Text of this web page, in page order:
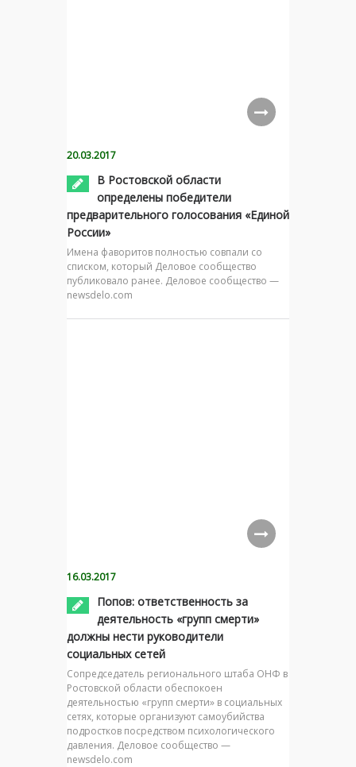
20.03.2017
В Ростовской области
определены победители
предварительного голосования «Единой
России»
Имена фаворитов полностью совпали со
списком, который Деловое сообщество
публиковало ранее. Деловое сообщество —
newsdelo.com
16.03.2017
Попов: ответственность за
деятельность «групп смерти»
должны нести руководители
социальных сетей
Сопредседатель регионального штаба ОНФ в
Ростовской области обеспокоен
деятельностью «групп смерти» в социальных
сетях, которые организуют самоубийства
подростков посредством психологического
давления. Деловое сообщество —
newsdelo.com